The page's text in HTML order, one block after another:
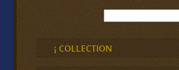
B
u
c
a
¡ COLLECTION